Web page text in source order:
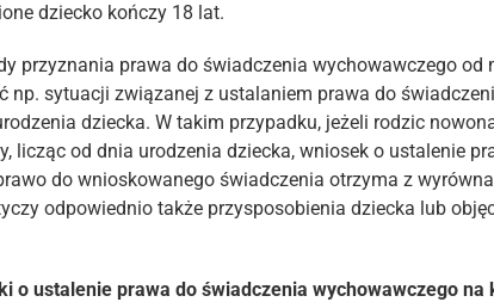
dziecko kończy 18 lat.
przyznania prawa do świadczenia wychowawczego od
np. sytuacji związanej z ustalaniem prawa do
dziecka. W takim przypadku, jeżeli rodzic
licząc od dnia urodzenia dziecka, wniosek o ustalenie
do wnioskowanego świadczenia otrzyma z
odpowiednio także przysposobienia dziecka lub
o ustalenie prawa do świadczenia wychowawczego na